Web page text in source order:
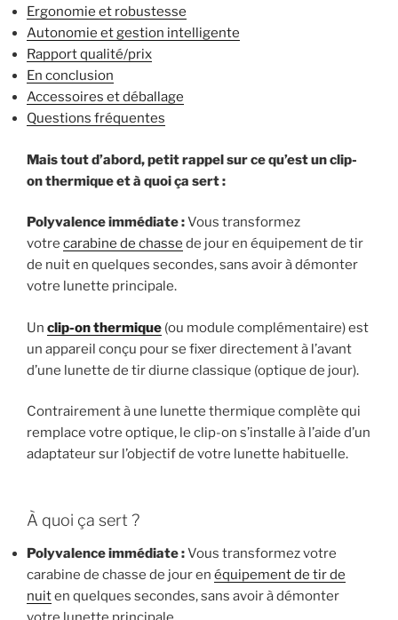
Ergonomie et robustesse
Autonomie et gestion intelligente
Rapport qualité/prix
En conclusion
Accessoires et déballage
Questions fréquentes
Mais tout d’abord, petit rappel sur ce qu’est un clip-
on thermique et à quoi ça sert :
Polyvalence immédiate :Vous transformez
votre carabine de chasse de jour en équipement de tir
de nuit en quelques secondes, sans avoir à démonter
votre lunette principale.
Un clip-on thermique (ou module complémentaire) est
un appareil conçu pour se fixer directement à l’avant
d’une lunette de tir diurne classique (optique de jour).
Contrairement à une lunette thermique complète qui
remplace votre optique, le clip-on s’installe à l’aide d’un
adaptateur sur l’objectif de votre lunette habituelle.
À quoi ça sert ?
Polyvalence immédiate :Vous transformez votre
carabine de chasse de jour en équipement de tir de
nuiten quelques secondes, sans avoir à démonter